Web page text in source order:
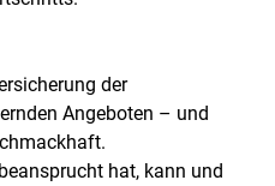
der
Angeboten – und
hat, kann und